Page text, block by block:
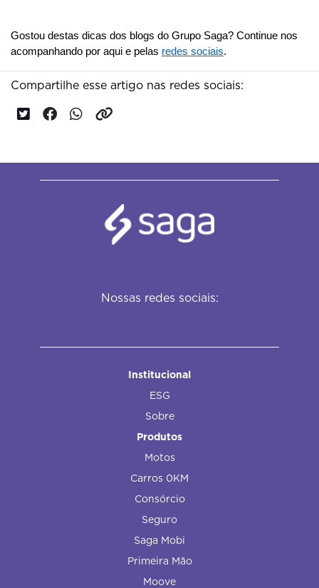
Gostou destas dicas dos blogs do Grupo Saga? Continue nos
acompanhando por aqui e pelas redes sociais.
Compartilhe esse artigo nas redes sociais:
Nossas redes sociais:
Institucional
ESG
Sobre
Produtos
Motos
Carros 0KM
Consórcio
Seguro
Saga Mobi
Primeira Mão
Moove